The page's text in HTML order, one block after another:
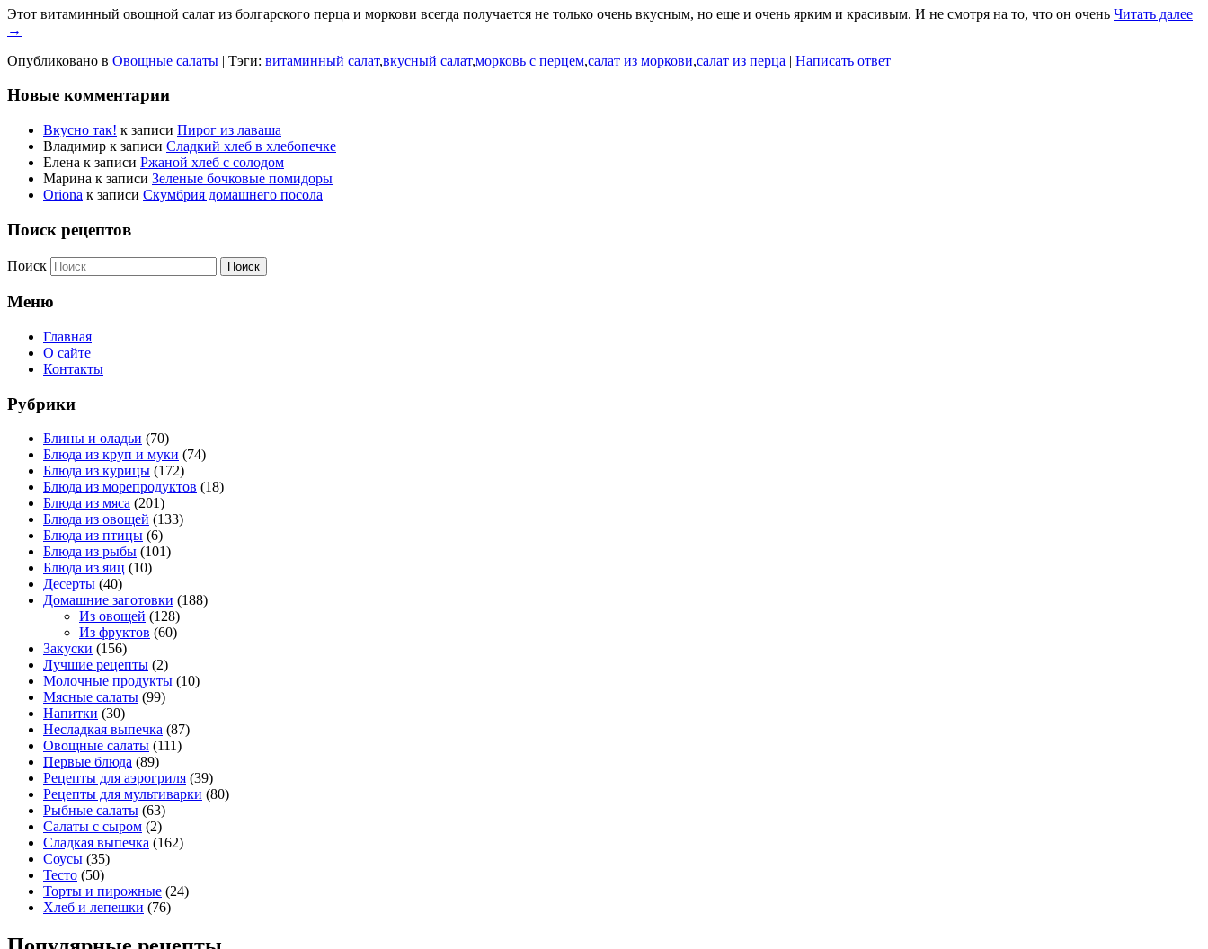
Этот витаминный овощной салат из болгарского перца и моркови всегда получается не только очень вкусным, но еще и очень ярким и красивым. И не смотря на то, что он очень Читать далее
→
Опубликовано в Овощные салаты | Тэги: витаминный салат,вкусный салат,морковь с перцем,салат из моркови,салат из перца | Написать ответ
Новые комментарии
Вкусно так! к записи Пирог из лаваша
Владимир к записи Сладкий хлеб в хлебопечке
Елена к записи Ржаной хлеб с солодом
Марина к записи Зеленые бочковые помидоры
Oriona к записи Скумбрия домашнего посола
Поиск рецептов
Поиск
Меню
Главная
О сайте
Контакты
Рубрики
Блины и оладьи (70)
Блюда из круп и муки (74)
Блюда из курицы (172)
Блюда из морепродуктов (18)
Блюда из мяса (201)
Блюда из овощей (133)
Блюда из птицы (6)
Блюда из рыбы (101)
Блюда из яиц (10)
Десерты (40)
Домашние заготовки (188)
Из овощей (128)
Из фруктов (60)
Закуски (156)
Лучшие рецепты (2)
Молочные продукты (10)
Мясные салаты (99)
Напитки (30)
Несладкая выпечка (87)
Овощные салаты (111)
Первые блюда (89)
Рецепты для аэрогриля (39)
Рецепты для мультиварки (80)
Рыбные салаты (63)
Салаты с сыром (2)
Сладкая выпечка (162)
Соусы (35)
Тесто (50)
Торты и пирожные (24)
Хлеб и лепешки (76)